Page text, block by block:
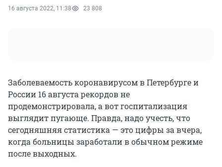
16 августа 2022, 11:38 23 808
Заболеваемость коронавирусом в Петербурге и
России 16 августа рекордов не
продемонстрировала, а вот госпитализация
выглядит пугающе. Правда, надо учесть, что
сегодняшняя статистика — это цифры за вчера,
когда больницы заработали в обычном режиме
после выходных.